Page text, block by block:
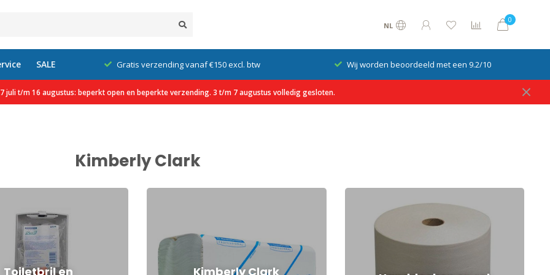
NL
0
SALE Gratis verzending vanaf €150 excl. btw Wij worden beoordeeld met een 9.2/10
juli t/m 16 augustus: beperkt open en beperkte verzending. 3 t/m 7 augustus volledig gesloten.
Kimberly Clark
Toiletbril en Kimberly Clark